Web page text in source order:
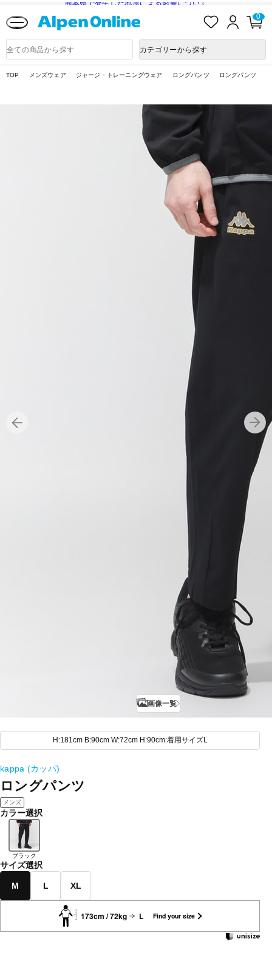
熊本県で発生した地震による影響について
入
ロ
ン
0
品
検
カテゴリーから探す
TOP メンズウェア ジャージ・トレーニングウェア ロングパンツ ロングパンツ
画像一覧
H:181cm B:90cm W:72cm H:90cm:着用サイズL
kappa (カッパ)
ロングパンツ
メンズ
カラー選択
ブラック
サイズ選択
M L XL
173cm / 72kg L Find your size